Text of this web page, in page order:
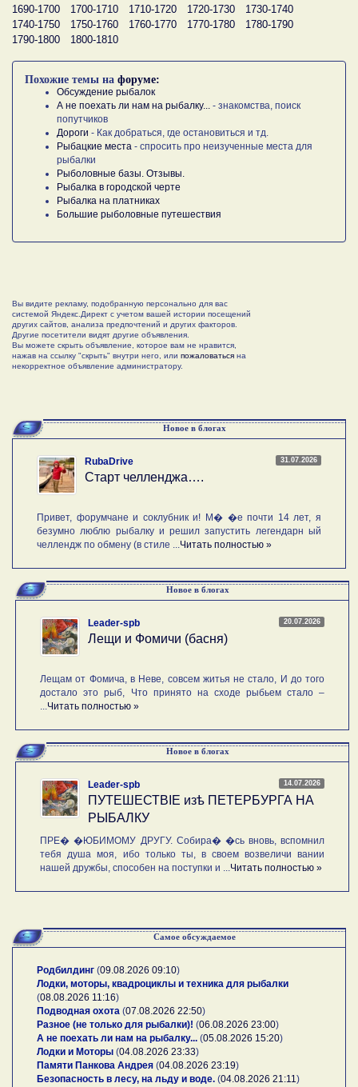
1690-1700
1700-1710 1710-1720 1720-1730
1730-1740
1740-1750
1750-1760 1760-1770 1770-1780
1780-1790
1790-1800
1800-1810
Похожие темы на форуме:
Обсуждение рыбалок
А не поехать ли нам на рыбалку...
- знакомства, поиск
попутчиков
Дороги - Как добраться, где остановиться и тд.
Рыбацкие места - спросить про неизученные места для
рыбалки
Рыболовные базы. Отзывы.
Рыбалка в городской черте
Рыбалка на платниках
Большие рыболовные путешествия
Вы видите рекламу, подобранную персонально для вас
системой Яндекс.Директ с учетом вашей истории посещений
других сайтов, анализа предпочтений и других факторов.
Другие посетители видят другие объявления.
Вы можете скрыть объявление, которое вам не нравится,
нажав на ссылку "скрыть" внутри него, или пожаловаться на
некорректное объявление администратору.
Новое в блогах
31.07.2026
RubaDrive
Старт челленджа….
Привет, форумчане и соклубник и! М� �е почти 14 лет, я
безумно люблю рыбалку и решил запустить легендарн ый
челлендж по обмену (в стиле ... Читать полностью »
Новое в блогах
20.07.2026
Leader-spb
Лещи и Фомичи (басня)
Лещам от Фомича, в Неве, совсем житья не стало, И до того
достало это рыб, Что принято на сходе рыбьем стало –
Читать полностью »
Новое в блогах
14.07.2026
Leader-spb
ПУТЕШЕСТВIE изѣ ПЕТЕРБУРГА НА
РЫБАЛКУ
ПРЕ� �ЮБИМОМУ ДРУГУ. Собира� �сь вновь, вспомнил
тебя душа моя, ибо только ты, в своем возвеличи вании
нашей дружбы, способен на поступки и ... Читать полностью »
Самое обсуждаемое
Родбилдинг (09.08.2026 09:10)
Лодки, моторы, квадроциклы и техника для рыбалки
(08.08.2026 11:16)
Подводная охота (07.08.2026 22:50)
Разное (не только для рыбалки)! (06.08.2026 23:00)
А не поехать ли нам на рыбалку... (05.08.2026 15:20)
Лодки и Моторы (04.08.2026 23:33)
Памяти Панкова Андрея (04.08.2026 23:19)
Безопасность в лесу, на льду и воде. (04.08.2026 21:11 )